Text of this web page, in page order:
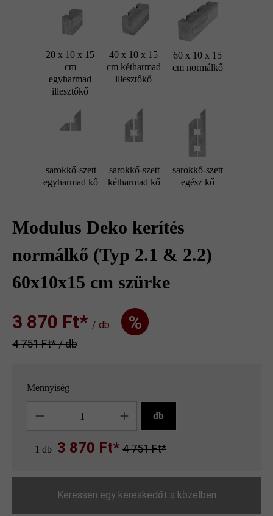
20 x 10 x 15
cm
egyharmad
illesztőkő
40 x 10 x 15
cm kétharmad
illesztőkő
60 x 10 x 15
cm normálkő
sarokkő-szett
egyharmad kő
sarokkő-szett
kétharmad kő
sarokkő-szett
egész kő
Modulus Deko kerítés
normálkő (Typ 2.1 & 2.2)
60x10x15 cm szürke
3 870 Ft‎‎‎* / db %
4 751 Ft‎‎‎* / db
Mennyiség
db
= 1 db 3 870 Ft* 4 751 Ft*
Keressen egy kereskedőt a közelben